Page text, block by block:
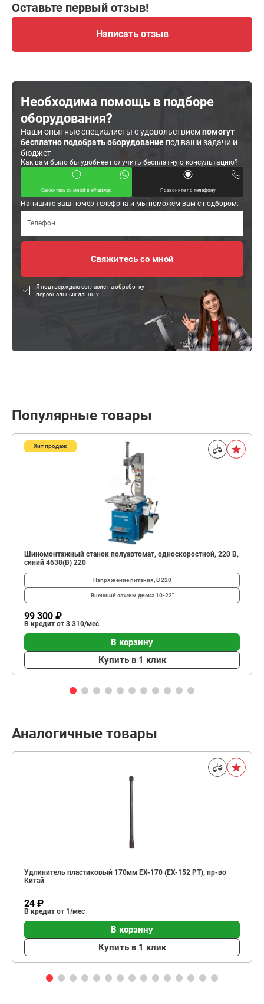
Оставьте первый отзыв!
Написать отзыв
Необходима помощь в подборе
оборудования?
Наши опытные специалисты с удовольствиемпомогут
бесплатно подобрать оборудование под ваши задачи и
бюджет
Как вам было бы удобнее получить бесплатную консультацию?
Свяжитесь со мной в WhatsApp Позвоните по телефону
Напишите ваш номер телефона и мы поможем вам с подбором:
Я подтверждаю согласие на обработку
персональных данных
Популярные товары
Хит продаж
Шиномонтажный станок полуавтомат, односкоростной, 220 В,
синий 4638(B) 220
Напряжение питания, В220
Внешний зажим диска10-22"
99 300 ₽
В кредит от 3 310/мес
В корзину
Купить в 1 клик
Аналогичные товары
Удлинитель пластиковый 170мм EX-170 (EX-152 PT), пр-во
Китай
24 ₽
В кредит от 1/мес
В корзину
Купить в 1 клик